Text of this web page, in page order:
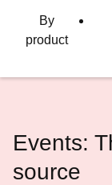
By
product
Events:
source